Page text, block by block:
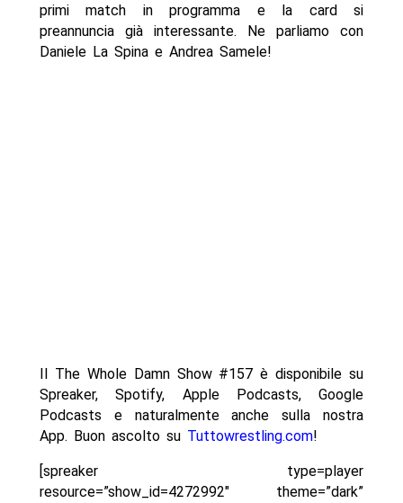
primi match in programma e la card si
preannuncia già interessante. Ne parliamo con
Daniele La Spina e Andrea Samele!
Il The Whole Damn Show #157 è disponibile su
Spreaker, Spotify, Apple Podcasts, Google
Podcasts e naturalmente anche sulla nostra
App. Buon ascolto su Tuttowrestling.com!
[spreaker type=player
resource=”show_id=4272992″ theme=”dark”